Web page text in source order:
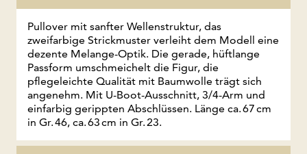
Pullover mit sanfter Wellenstruktur, das
zweifarbige Strickmuster verleiht dem Modell eine
dezente Melange-Optik. Die gerade, hüftlange
Passform umschmeichelt die Figur, die
pflegeleichte Qualität mit Baumwolle trägt sich
angenehm. Mit U-Boot-Ausschnitt, 3/4-Arm und
einfarbig gerippten Abschlüssen. Länge ca. 67 cm
in Gr. 46, ca. 63 cm in Gr. 23.